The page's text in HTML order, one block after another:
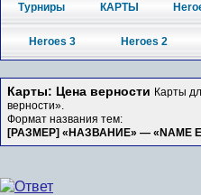
Турниры КАРТЫ
Heroes 3 Heroes 2
Карты: Цена верности Карты
верности».
Формат названия тем:
[РАЗМЕР] «НАЗВАНИЕ» — «NAME